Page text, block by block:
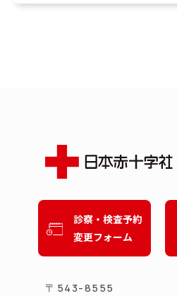
〒543-8555
診察・検査予約
変更フォーム